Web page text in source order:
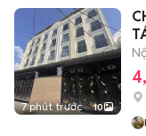
7 phút trước 10